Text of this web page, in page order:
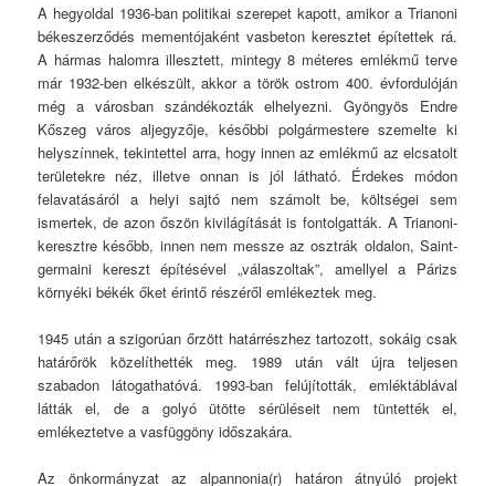
A hegyoldal 1936-ban politikai szerepet kapott, amikor a Trianoni
békeszerződés mementójaként vasbeton keresztet építettek rá.
A hármas halomra illesztett, mintegy 8 méteres emlékmű terve
már 1932-ben elkészült, akkor a török ostrom 400. évfordulóján
még a városban szándékozták elhelyezni. Gyöngyös Endre
Kőszeg város aljegyzője, későbbi polgármestere szemelte ki
helyszínnek, tekintettel arra, hogy innen az emlékmű az elcsatolt
területekre néz, illetve onnan is jól látható. Érdekes módon
felavatásáról a helyi sajtó nem számolt be, költségei sem
ismertek, de azon őszön kivilágítását is fontolgatták. A Trianoni-
keresztre később, innen nem messze az osztrák oldalon, Saint-
germaini kereszt építésével „válaszoltak”, amellyel a Párizs
környéki békék őket érintő részéről emlékeztek meg.
1945 után a szigorúan őrzött határrészhez tartozott, sokáig csak
határőrök közelíthették meg. 1989 után vált újra teljesen
szabadon látogathatóvá. 1993-ban felújították, emléktáblával
látták el, de a golyó ütötte sérüléseit nem tüntették el,
emlékeztetve a vasfüggöny időszakára.
Az önkormányzat az alpannonia(r) határon átnyúló projekt